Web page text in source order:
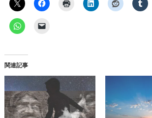
関連記事